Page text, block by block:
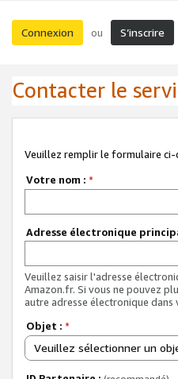
Connexion ou S’inscrire
Contacter le
Veuillez remplir le formulaire ci-
Votre nom : *
Adresse électronique
Veuillez saisir l'adresse
Amazon.fr. Si vous ne pouvez
autre adresse électronique dans
Objet : *
Veuillez sélectionner un